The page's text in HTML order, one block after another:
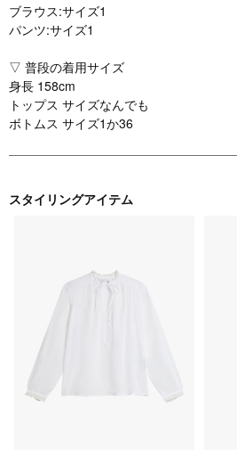
ブラウス:サイズ1
パンツ:サイズ1
▽ 普段の着用サイズ
身長 158cm
トップス サイズなんでも
ボトムス サイズ1か36
スタイリングアイテム